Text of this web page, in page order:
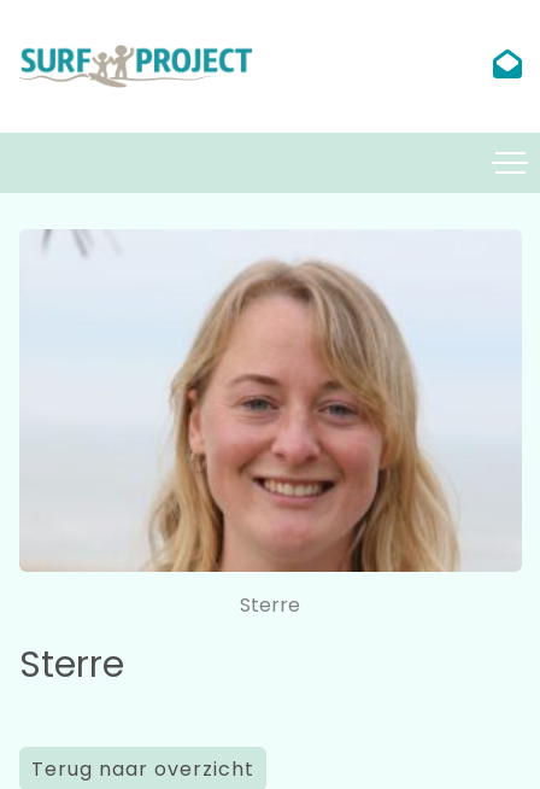
Sterre
Sterre
Terug naar overzicht